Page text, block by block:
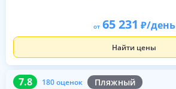
от 65 231 /день
Найти цены
7.8 180 оценок Пляжный
7.8 180 оценок